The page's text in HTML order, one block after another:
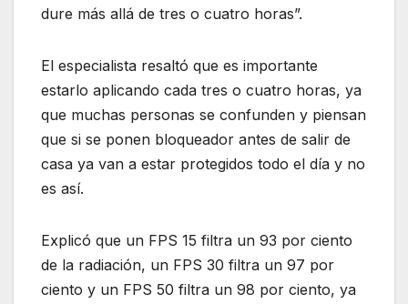
dure más allá de tres o cuatro horas”.
El especialista resaltó que es importante
estarlo aplicando cada tres o cuatro horas, ya
que muchas personas se confunden y piensan
que si se ponen bloqueador antes de salir de
casa ya van a estar protegidos todo el día y no
es así.
Explicó que un FPS 15 filtra un 93 por ciento
de la radiación, un FPS 30 filtra un 97 por
ciento y un FPS 50 filtra un 98 por ciento, ya